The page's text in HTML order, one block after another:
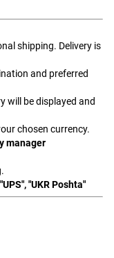
shipping. Delivery is
and preferred
will be displayed and
chosen currency.
manager
"UPS", "UKR Poshta"